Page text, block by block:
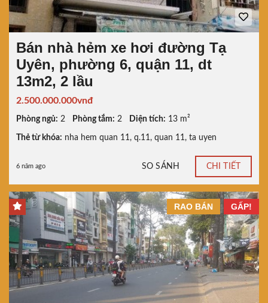
Bán nhà hẻm xe hơi đường Tạ
Uyên, phường 6, quận 11, dt
13m2, 2 lầu
2.500.000.000vnđ
Phòng ngủ: 2 Phòng tắm: 2 Diện tích: 13 m²
Thẻ từ khóa: nha hem quan 11, q.11, quan 11, ta uyen
6 năm ago SO SÁNH CHI TIẾT
GẤP!
RAO BÁN